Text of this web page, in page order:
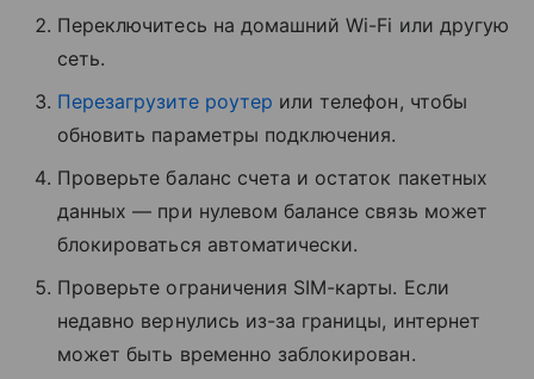
Переключитесь на домашний Wi-Fi или другую
сеть.
Перезагрузите роутер или телефон, чтобы
обновить параметры подключения.
Проверьте баланс счета и остаток пакетных
данных — при нулевом балансе связь может
блокироваться автоматически.
Проверьте ограничения SIM-карты. Если
недавно вернулись из-за границы, интернет
может быть временно заблокирован.